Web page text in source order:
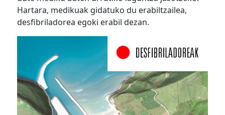
Hartara, medikuak gidatuko du erabiltzailea,
desfibriladorea egoki erabil dezan.